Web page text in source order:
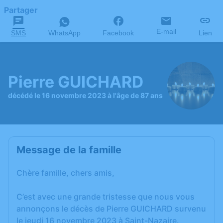
Partager
SMS WhatsApp Facebook E-mail Lien
Pierre GUICHARD
décédé le 16 novembre 2023 à l'âge de 87 ans
Message de la famille
Chère famille, chers amis,
C’est avec une grande tristesse que nous vous
annonçons le décès de Pierre GUICHARD survenu
le jeudi 16 novembre 2023 à Saint-Nazaire.